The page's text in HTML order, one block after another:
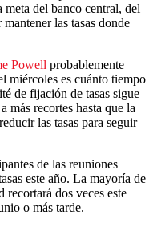
meta del banco central, del
las tasas donde
Powell probablemente
miércoles es cuánto tiempo
de fijación de tasas sigue
más recortes hasta que la
las tasas para seguir
de las reuniones
este año. La mayoría de
recortará dos veces este
o más tarde.